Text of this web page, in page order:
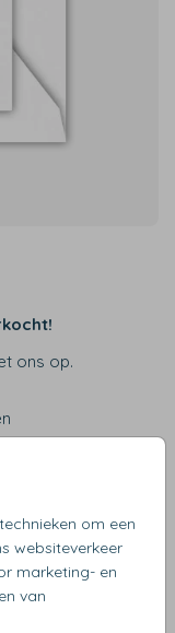
om een
websiteverkeer
marketing- en
van
ons op.